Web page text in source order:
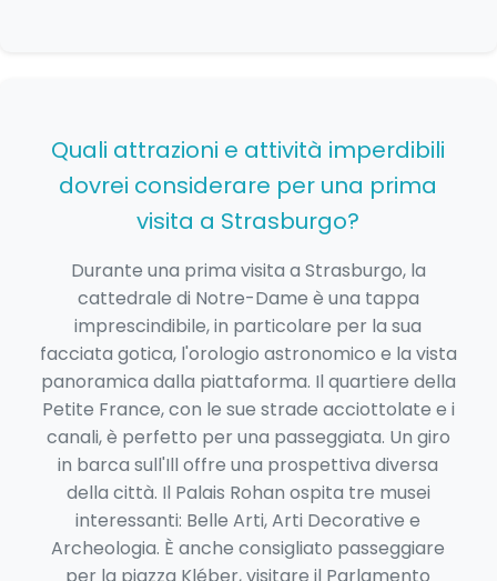
Quali attrazioni e attività imperdibili
dovrei considerare per una prima
visita a Strasburgo?
Durante una prima visita a Strasburgo, la
cattedrale di Notre-Dame è una tappa
imprescindibile, in particolare per la sua
facciata gotica, l'orologio astronomico e la vista
panoramica dalla piattaforma. Il quartiere della
Petite France, con le sue strade acciottolate e i
canali, è perfetto per una passeggiata. Un giro
in barca sull'Ill offre una prospettiva diversa
della città. Il Palais Rohan ospita tre musei
interessanti: Belle Arti, Arti Decorative e
Archeologia. È anche consigliato passeggiare